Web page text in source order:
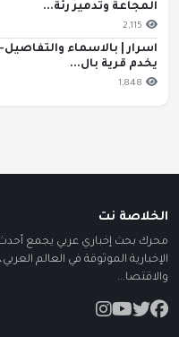
المجاعة وتدمير رئة...
2,115
اسرار | بالاسماء
يخدم قرية بال...
1,848
الخلاصة نت
محرك بحث إخباري عربي يجمع أحدث
الإخبارية الموثوقة في العالم
والاقتصا...